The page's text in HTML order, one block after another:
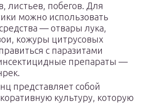
листьев, побегов. Для
можно использовать
— отвары лука,
кожуры цитрусовых
с паразитами
препараты —
представляет собой
культуру, которую